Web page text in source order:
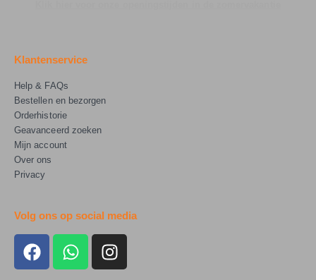
Klantenservice
Help & FAQs
Bestellen en bezorgen
Orderhistorie
Geavanceerd zoeken
Mijn account
Over ons
Privacy
Volg ons op social media